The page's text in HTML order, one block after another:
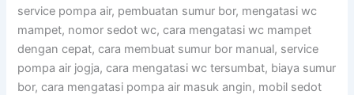
service pompa air, pembuatan sumur bor, mengatasi wc
mampet, nomor sedot wc, cara mengatasi wc mampet
dengan cepat, cara membuat sumur bor manual, service
pompa air jogja, cara mengatasi wc tersumbat, biaya sumur
bor, cara mengatasi pompa air masuk angin, mobil sedot